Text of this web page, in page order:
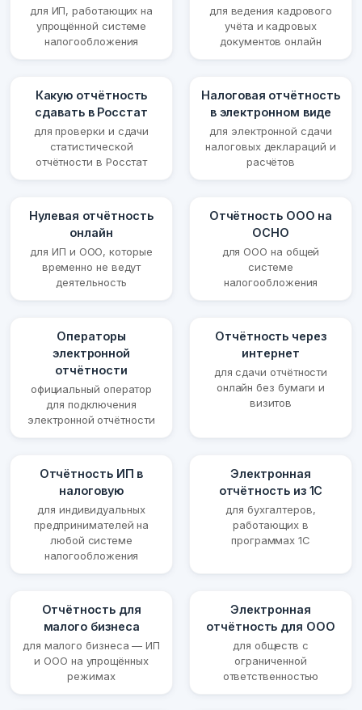
для ИП, работающих на
упрощённой системе
налогообложения
для ведения кадрового
учёта и кадровых
документов онлайн
Какую отчётность
сдавать в Росстат
для проверки и сдачи
статистической
отчётности в Росстат
Налоговая отчётность
в электронном виде
для электронной сдачи
налоговых деклараций и
расчётов
Нулевая отчётность
онлайн
для ИП и ООО, которые
временно не ведут
деятельность
Отчётность ООО на
ОСНО
для ООО на общей
системе
налогообложения
Операторы
электронной
отчётности
официальный оператор
для подключения
электронной отчётности
Отчётность через
интернет
для сдачи отчётности
онлайн без бумаги и
визитов
Отчётность ИП в
налоговую
для индивидуальных
предпринимателей на
любой системе
налогообложения
Электронная
отчётность из 1С
для бухгалтеров,
работающих в
программах 1С
Отчётность для
малого бизнеса
для малого бизнеса — ИП
и ООО на упрощённых
режимах
Электронная
отчётность для ООО
для обществ с
ограниченной
ответственностью